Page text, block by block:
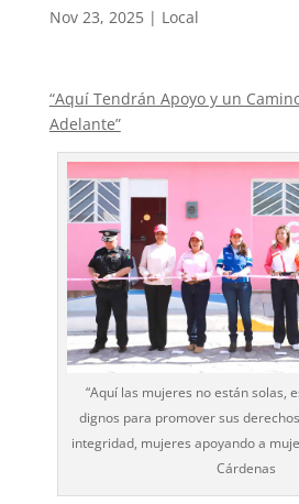
Nov 23, 2025| Local
“Aquí Tendrán Apoyo y un
Adelante”
“Aquí las mujeres no están solas,
dignos para promover sus
integridad, mujeres apoyando a
Cárdenas